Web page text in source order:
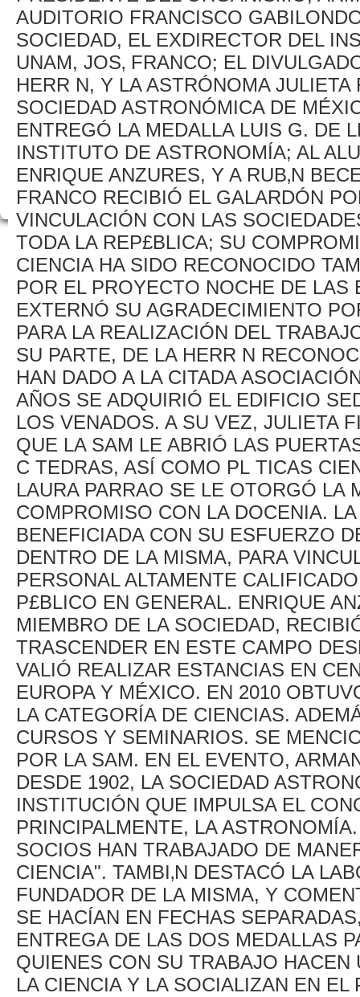
AUDITORIO FRANCISCO
SOCIEDAD, EL EXDIRECTOR DEL
UNAM, JOS‚ FRANCO; EL
HERR N, Y LA ASTRÓNOMA
SOCIEDAD ASTRONÓMICA DE
ENTREGÓ LA MEDALLA LUIS G. DE
INSTITUTO DE ASTRONOMÍA; AL
ENRIQUE ANZURES, Y A RUB‚N
FRANCO RECIBIÓ EL GALARDÓN
VINCULACIÓN CON LAS
TODA LA REP£BLICA; SU
CIENCIA HA SIDO RECONOCIDO
POR EL PROYECTO NOCHE DE
EXTERNÓ SU AGRADECIMIENTO
PARA LA REALIZACIÓN DEL
SU PARTE, DE LA HERR N
HAN DADO A LA CITADA
AÑOS SE ADQUIRIÓ EL EDIFICIO
LOS VENADOS. A SU VEZ, JULIETA
QUE LA SAM LE ABRIÓ LAS
C TEDRAS, ASÍ COMO PL TICAS
LAURA PARRAO SE LE OTORGÓ LA
COMPROMISO CON LA DOCENIA.
BENEFICIADA CON SU ESFUERZO
DENTRO DE LA MISMA, PARA
PERSONAL ALTAMENTE
P£BLICO EN GENERAL. ENRIQUE
MIEMBRO DE LA SOCIEDAD,
TRASCENDER EN ESTE CAMPO
VALIÓ REALIZAR ESTANCIAS EN
EUROPA Y MÉXICO. EN 2010
LA CATEGORÍA DE CIENCIAS.
CURSOS Y SEMINARIOS. SE
POR LA SAM. EN EL EVENTO,
DESDE 1902, LA SOCIEDAD
INSTITUCIÓN QUE IMPULSA EL
PRINCIPALMENTE, LA
SOCIOS HAN TRABAJADO DE
CIENCIA". TAMBI‚N DESTACÓ LA
FUNDADOR DE LA MISMA, Y
SE HACÍAN EN FECHAS
ENTREGA DE LAS DOS MEDALLAS
QUIENES CON SU TRABAJO HACEN
LA CIENCIA Y LA SOCIALIZAN EN EL